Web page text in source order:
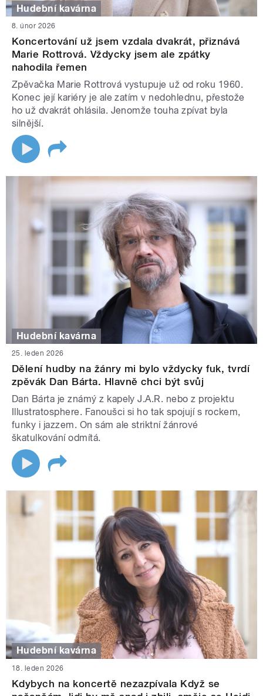
Hudební kavárna
8. únor 2026
Koncertování už jsem vzdala dvakrát, přiznává
Marie Rottrová. Vždycky jsem ale zpátky
nahodila řemen
Zpěvačka Marie Rottrová vystupuje už od roku 1960.
Konec její kariéry je ale zatím v nedohlednu, přestože
ho už dvakrát ohlásila. Jenomže touha zpívat byla
silnější.
Hudební kavárna
25. leden 2026
Dělení hudby na žánry mi bylo vždycky fuk, tvrdí
zpěvák Dan Bárta. Hlavně chci být svůj
Dan Bárta je známý z kapely J.A.R. nebo z projektu
Illustratosphere. Fanoušci si ho tak spojují s rockem,
funky i jazzem. On sám ale striktní žánrové
škatulkování odmítá.
Hudební kavárna
18. leden 2026
Kdybych na koncertě nezazpívala Když se